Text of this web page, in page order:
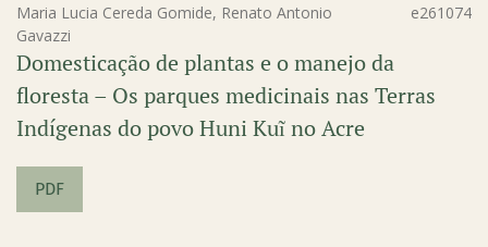
Maria Lucia Cereda Gomide, Renato Antonio
Gavazzi
e261074
Domesticação de plantas e o manejo da
floresta – Os parques medicinais nas Terras
Indígenas do povo Huni Kuĩ no Acre
PDF